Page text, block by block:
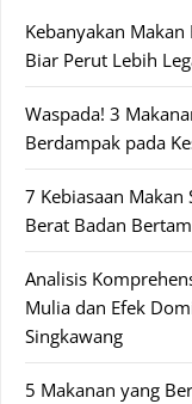
Kebanyakan Makan
Biar Perut Lebih
Waspada! 3
Berdampak pada
7 Kebiasaan
Berat Badan
Analisis
Mulia dan Efek
Singkawang
5 Makanan yang